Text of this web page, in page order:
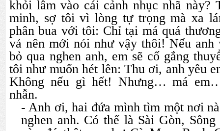
khỏi lâm vào cái cảnh nhục nhã này?
minh, sợ tôi vì lòng tự trọng mà xa
phân bua với tôi: Chỉ tại má quá
vả nên mới nói như vậy thôi! Nếu anh
bỏ qua nghen anh, em sẽ cố gắng
tôi như muốn hét lên: Thu ơi, anh yêu
Không nếu gì hết! Nhưng… má
nhẫn.
- Anh ơi, hai đứa mình tìm một nơi
nghen anh. Có thể là Sài Gòn,